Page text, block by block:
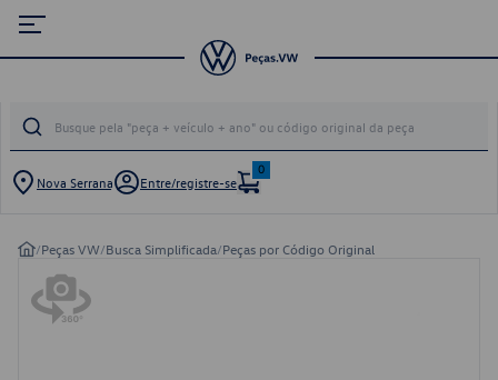
Nova Serrana Entre/registre-se
0
/Peças VW/Busca Simplificada/Peças por Código Original